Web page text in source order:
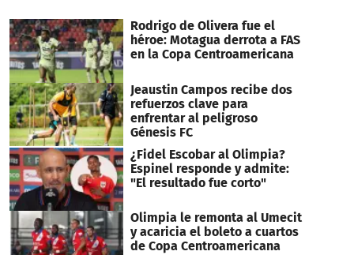
Rodrigo de Olivera fue el
héroe: Motagua derrota a FAS
en la Copa Centroamericana
Jeaustin Campos recibe dos
refuerzos clave para
enfrentar al peligroso
Génesis FC
¿Fidel Escobar al Olimpia?
Espinel responde y admite:
"El resultado fue corto"
Olimpia le remonta al Umecit
y acaricia el boleto a cuartos
de Copa Centroamericana